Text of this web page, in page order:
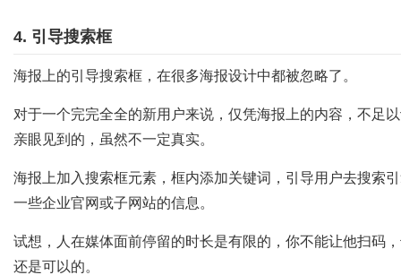
4. 引导搜索框
海报上的引导搜索框，在很多海报设计中都被忽略了。
对于一个完完全全的新用户来说，仅凭海报上的内容，不足
亲眼见到的，虽然不一定真实。
海报上加入搜索框元素，框内添加关键词，引导用户去搜索
一些企业官网或子网站的信息。
试想，人在媒体面前停留的时长是有限的，你不能让他扫码
还是可以的。